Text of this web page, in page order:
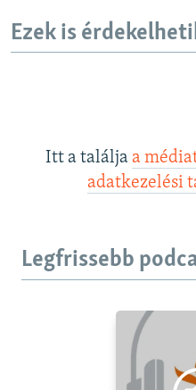
Ezek is
Itt a találja a
adatkezelési
Legfrissebb